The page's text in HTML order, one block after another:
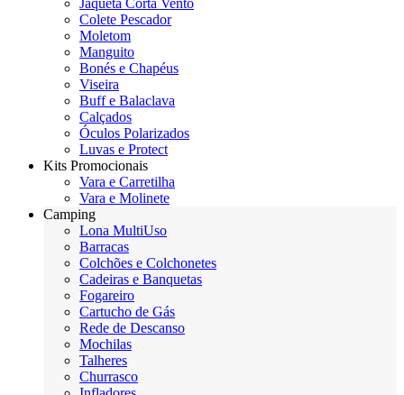
Jaqueta Corta Vento
Colete Pescador
Moletom
Manguito
Bonés e Chapéus
Viseira
Buff e Balaclava
Calçados
Óculos Polarizados
Luvas e Protect
Kits Promocionais
Vara e Carretilha
Vara e Molinete
Camping
Lona MultiUso
Barracas
Colchões e Colchonetes
Cadeiras e Banquetas
Fogareiro
Cartucho de Gás
Rede de Descanso
Mochilas
Talheres
Churrasco